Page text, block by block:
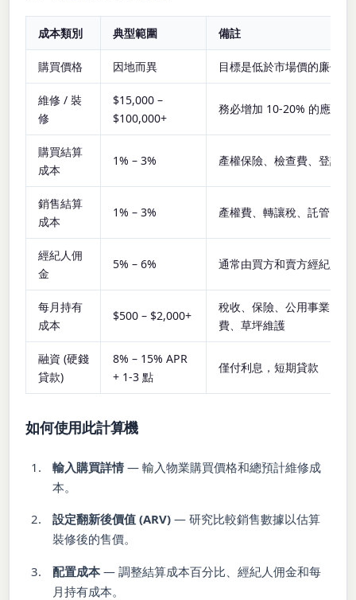
成本類別 典型範圍 備註
購買價格 因地而異 目標是低於市場價的廉價房
維修 / 裝
修
$15,000 –
$100,000+
務必增加 10-20% 的應急預
購買結算
成本
1% – 3% 產權保險、檢查費、登記費
銷售結算
成本
1% – 3% 產權費、轉讓稅、託管費
經紀人佣
金
5% – 6% 通常由買方和賣方經紀人平
每月持有
成本
$500 – $2,000+
稅收、保險、公用事業、物
費、草坪維護
融資 (硬錢
貸款)
8% – 15% APR
+ 1-3 點
僅付利息，短期貸款
如何使用此計算機
輸入購買詳情 — 輸入物業購買價格和總預計維修成
本。
設定翻新後價值 (ARV) — 研究比較銷售數據以估算
裝修後的售價。
配置成本 — 調整結算成本百分比、經紀人佣金和每
月持有成本。